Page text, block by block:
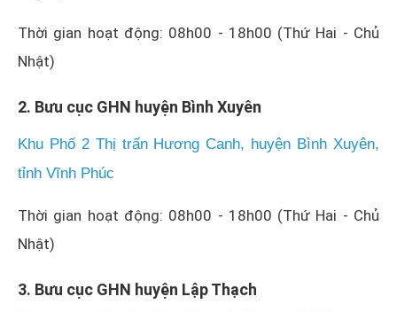
Thời gian hoạt động: 08h00 - 18h00 (Thứ Hai - Chủ
Nhật)
2. Bưu cục GHN huyện Bình Xuyên
Khu Phố 2 Thị trấn Hương Canh, huyện Bình Xuyên,
tỉnh Vĩnh Phúc
Thời gian hoạt động: 08h00 - 18h00 (Thứ Hai - Chủ
Nhật)
3. Bưu cục GHN huyện Lập Thạch